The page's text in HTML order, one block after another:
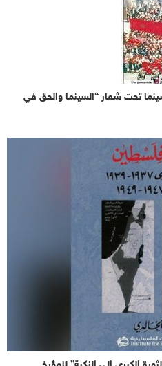
تحت شعار “السينما والحق في